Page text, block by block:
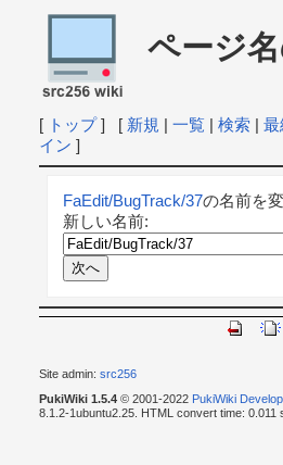
ページ
[ トップ] [ 新規 | 一覧| 検索| 最
イン ]
FaEdit/BugTrack/37の名前を
新しい名前:
Site admin: src256
PukiWiki 1.5.4© 2001-2022 PukiWiki
8.1.2-1ubuntu2.25. HTML convert time: 0.011